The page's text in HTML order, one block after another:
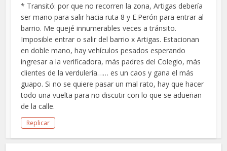
* Transitó: por que no recorren la zona, Artigas debería
ser mano para salir hacia ruta 8 y E.Perón para entrar al
barrio. Me quejé innumerables veces a tránsito.
Imposible entrar o salir del barrio x Artigas. Estacionan
en doble mano, hay vehículos pesados esperando
ingresar a la verificadora, más padres del Colegio, más
clientes de la verdulería…… es un caos y gana el más
guapo. Si no se quiere pasar un mal rato, hay que hacer
todo una vuelta para no discutir con lo que se adueñan
de la calle.
Replicar